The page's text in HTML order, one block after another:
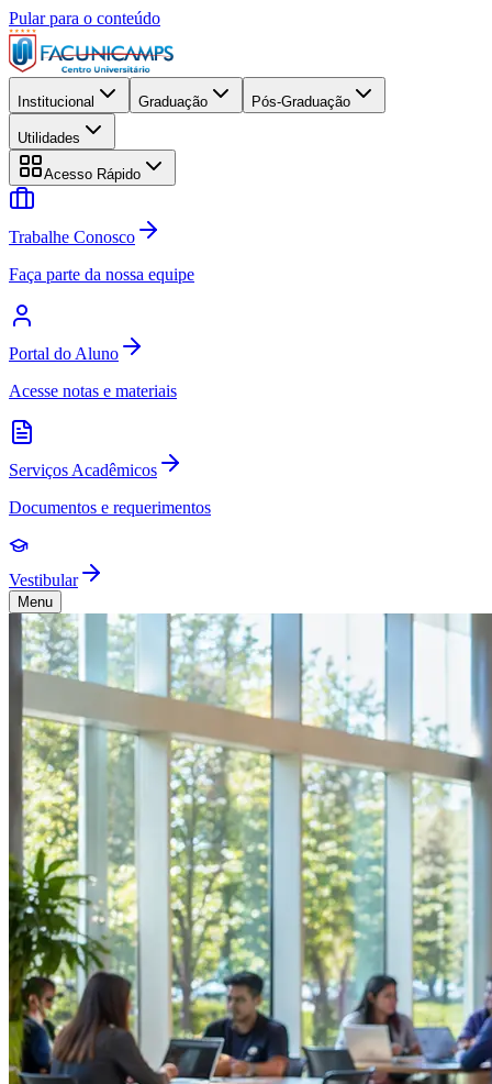
Pular para o conteúdo
Institucional Graduação Pós-Graduação
Utilidades
Acesso Rápido
Trabalhe Conosco
Faça parte da nossa equipe
Portal do Aluno
Acesse notas e materiais
Serviços Acadêmicos
Documentos e requerimentos
Vestibular
Menu